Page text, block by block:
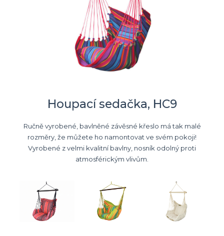
Houpací sedačka, HC9
Ručně vyrobené, bavlněné závěsné křeslo má tak malé
rozměry, že můžete ho namontovat ve svém pokoji!
Vyrobené z velmi kvalitní bavlny, nosník odolný proti
atmosférickým vlivům.